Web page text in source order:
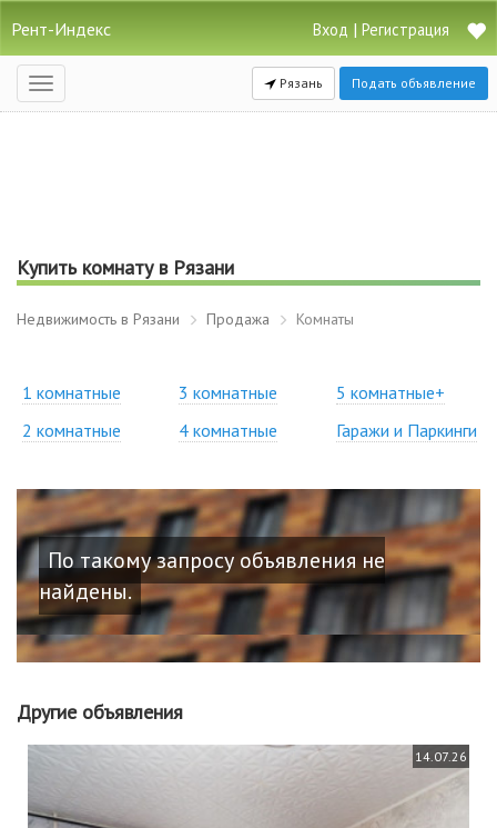
Рент-Индекс Вход | Регистрация
Открыть
навигацию
Рязань Подать объявление
Купить комнату в Рязани
Недвижимость в Рязани Продажа Комнаты
1 комнатные
2 комнатные
3 комнатные
4 комнатные
5 комнатные+
Гаражи и Паркинги
По такому запросу объявления не
найдены.
Другие объявления
14.07.26